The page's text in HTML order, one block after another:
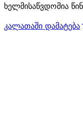
ხელმისაწვდომია
კალათაში დამატება